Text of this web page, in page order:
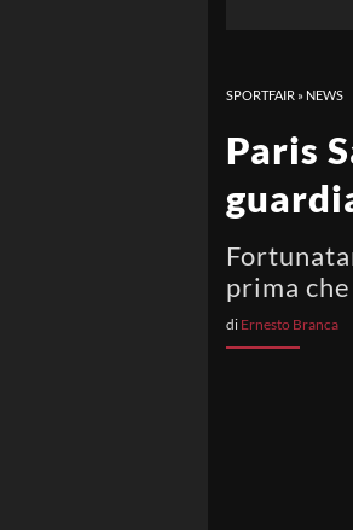
SPORTFAIR » NEWS
Paris
prima
di Ernesto Branca